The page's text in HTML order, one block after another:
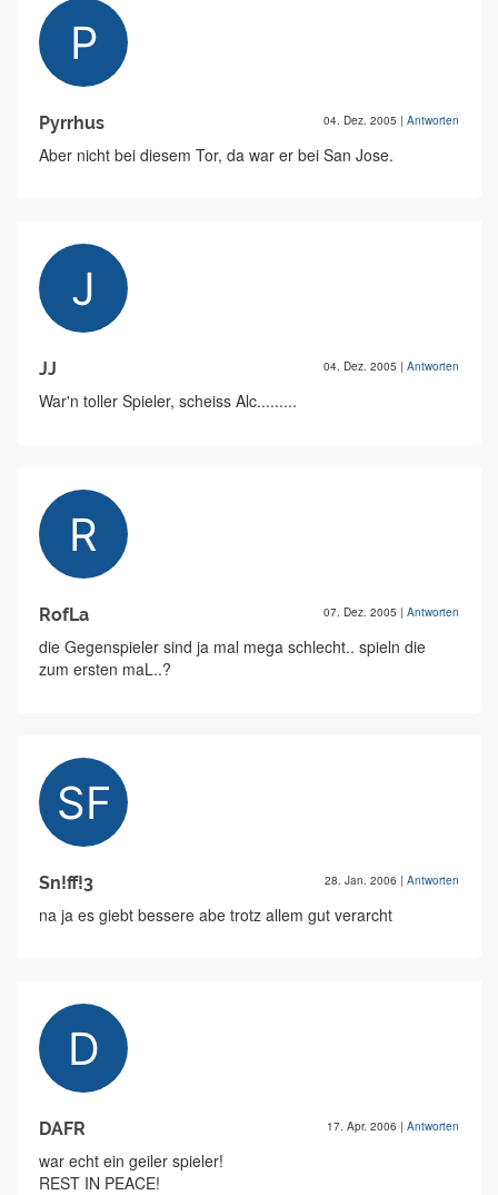
Pyrrhus 04. Dez. 2005 | Antworten
Aber nicht bei diesem Tor, da war er bei San Jose.
JJ 04. Dez. 2005 | Antworten
War'n toller Spieler, scheiss Alc.........
RofLa 07. Dez. 2005 | Antworten
die Gegenspieler sind ja mal mega schlecht.. spieln die
zum ersten maL..?
Sn!ff!3 28. Jan. 2006 | Antworten
na ja es giebt bessere abe trotz allem gut verarcht
DAFR 17. Apr. 2006 | Antworten
war echt ein geiler spieler!
REST IN PEACE!